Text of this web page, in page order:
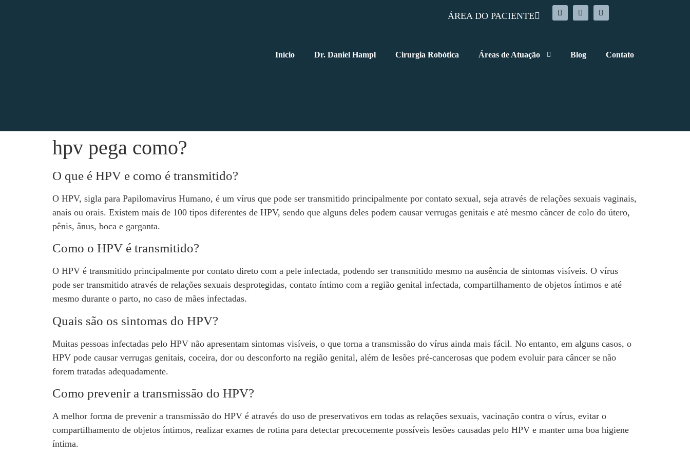
ÁREA DO PACIENTE
Início Dr. Daniel Hampl Cirurgia Robótica Áreas de Atuação Blog Contato
hpv pega como?
O que é HPV e como é transmitido?
O HPV, sigla para Papilomavírus Humano, é um vírus que pode ser transmitido principalmente por contato sexual, seja através de relações sexuais vaginais,
anais ou orais. Existem mais de 100 tipos diferentes de HPV, sendo que alguns deles podem causar verrugas genitais e até mesmo câncer de colo do útero,
pênis, ânus, boca e garganta.
Como o HPV é transmitido?
O HPV é transmitido principalmente por contato direto com a pele infectada, podendo ser transmitido mesmo na ausência de sintomas visíveis. O vírus
pode ser transmitido através de relações sexuais desprotegidas, contato íntimo com a região genital infectada, compartilhamento de objetos íntimos e até
mesmo durante o parto, no caso de mães infectadas.
Quais são os sintomas do HPV?
Muitas pessoas infectadas pelo HPV não apresentam sintomas visíveis, o que torna a transmissão do vírus ainda mais fácil. No entanto, em alguns casos, o
HPV pode causar verrugas genitais, coceira, dor ou desconforto na região genital, além de lesões pré-cancerosas que podem evoluir para câncer se não
forem tratadas adequadamente.
Como prevenir a transmissão do HPV?
A melhor forma de prevenir a transmissão do HPV é através do uso de preservativos em todas as relações sexuais, vacinação contra o vírus, evitar o
compartilhamento de objetos íntimos, realizar exames de rotina para detectar precocemente possíveis lesões causadas pelo HPV e manter uma boa higiene
íntima.